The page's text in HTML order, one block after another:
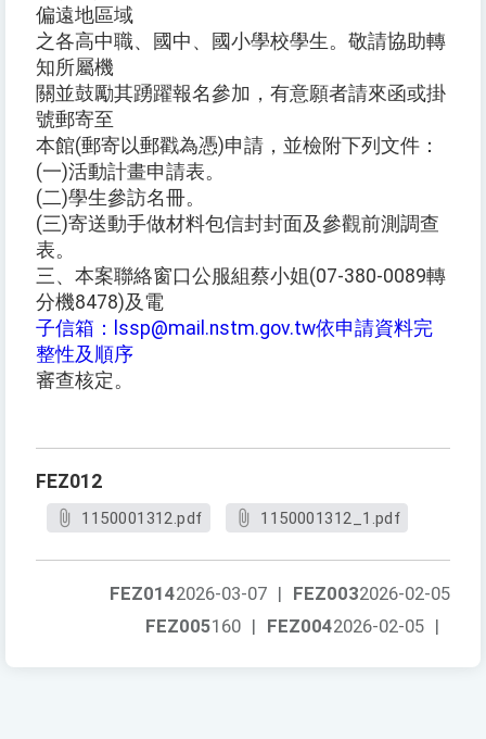
偏遠地區域
之各高中職、國中、國小學校學生。敬請協助轉
知所屬機
關並鼓勵其踴躍報名參加，有意願者請來函或掛
號郵寄至
本館(郵寄以郵戳為憑)申請，並檢附下列文件：
(一)活動計畫申請表。
(二)學生參訪名冊。
(三)寄送動手做材料包信封封面及參觀前測調查
表。
三、本案聯絡窗口公服組蔡小姐(07-380-0089轉
分機8478)及電
子信箱：lssp@mail.nstm.gov.tw依申請資料完
整性及順序
審查核定。
FEZ012
1150001312.pdf 1150001312_1.pdf
FEZ0032026-02-05
FEZ0142026-03-07 |
FEZ0042026-02-05 |
FEZ005160 |